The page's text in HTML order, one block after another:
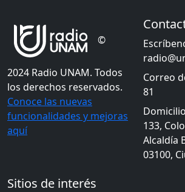
©
2024 Radio UNAM. Todos
los derechos reservados.
Conoce las nuevas
funcionalidades y mejoras
aquí
Correo
81
133,
Alcaldía
03100,
Sitios de interés